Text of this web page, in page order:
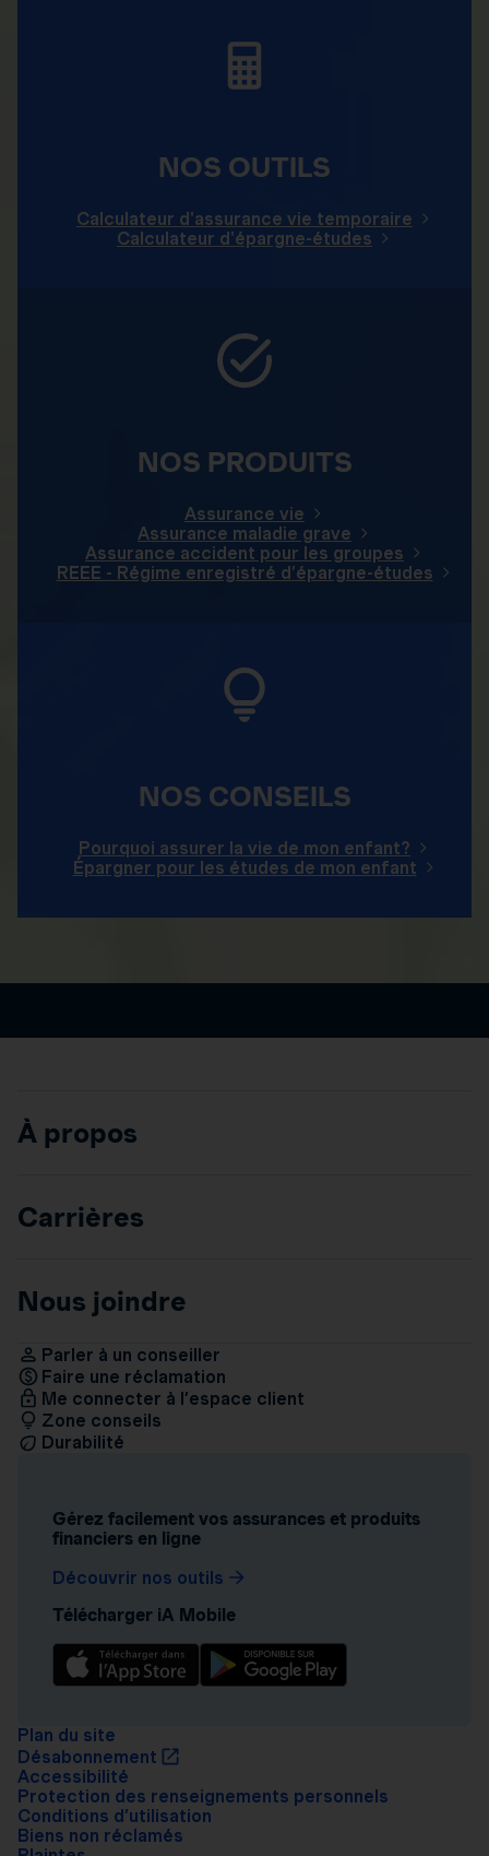
NOS OUTILS
Calculateur d'assurance vie temporaire
Calculateur d'épargne-études
NOS PRODUITS
Assurance vie
Assurance maladie grave
Assurance accident pour les groupes
REEE - Régime enregistré d’épargne-études
NOS CONSEILS
Pourquoi assurer la vie de mon enfant?
Épargner pour les études de mon enfant
À propos
Carrières
Nous joindre
Parler à un conseiller
Faire une réclamation
Me connecter à l’espace client
Zone conseils
Durabilité
Gérez facilement vos assurances et produits
financiers en ligne
Découvrir nos outils
Télécharger iA Mobile
Plan du site
Désabonnement
Accessibilité
Protection des renseignements personnels
Conditions d’utilisation
Biens non réclamés